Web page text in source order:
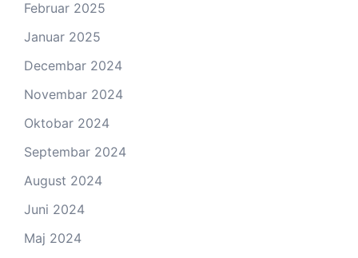
Februar 2025
Januar 2025
Decembar 2024
Novembar 2024
Oktobar 2024
Septembar 2024
August 2024
Juni 2024
Maj 2024